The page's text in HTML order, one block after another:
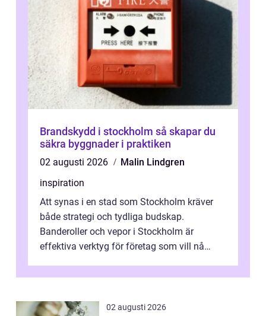
Brandskydd i stockholm så skapar du
säkra byggnader i praktiken
02 augusti 2026
Malin Lindgren
inspiration
Att synas i en stad som Stockholm kräver
både strategi och tydliga budskap.
Banderoller och vepor i Stockholm är
effektiva verktyg för företag som vill nå
02 augusti 2026